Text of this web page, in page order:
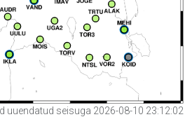
uuendatud seisuga 2026-08-10 23:12:02